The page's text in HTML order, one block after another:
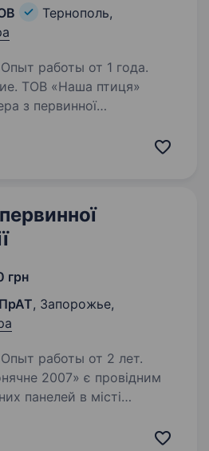
Тернополь,
работы от 1 года.
з первинної
Впевнене
грн
, Запорожье,
работы от 2 лет.
2007» є провідним
панелей в місті
різних галузях